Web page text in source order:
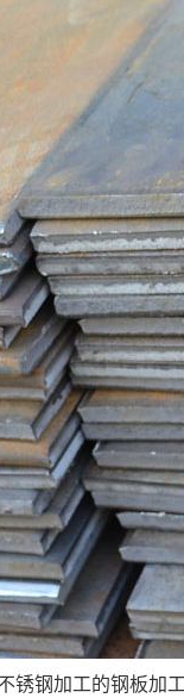
锈钢加工的钢板加